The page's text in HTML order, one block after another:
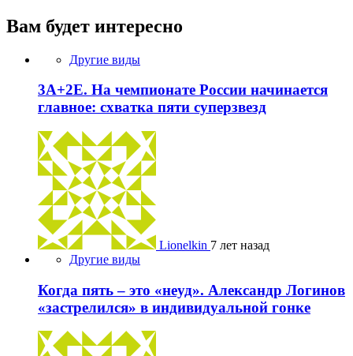
Вам будет интересно
Другие виды
3А+2Е. На чемпионате России начинается
главное: схватка пяти суперзвезд
Lionelkin 7 лет назад
Другие виды
Когда пять – это «неуд». Александр Логинов
«застрелился» в индивидуальной гонке